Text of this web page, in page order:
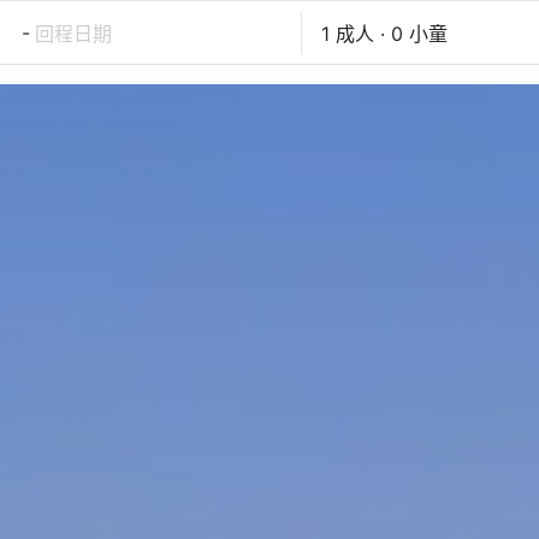
- 回程日期 1 成人 · 0 小童